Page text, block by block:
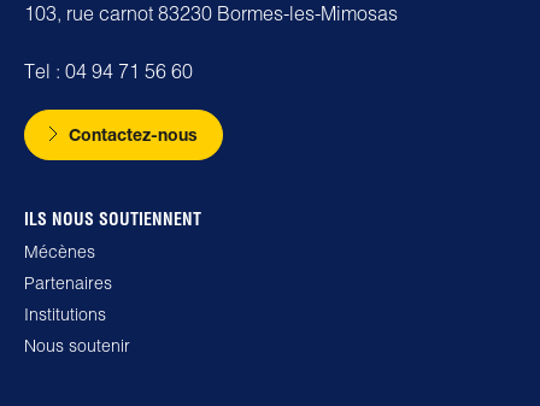
103, rue carnot 83230 Bormes-les-Mimosas
Tel : 04 94 71 56 60
Contactez-nous
ILS NOUS SOUTIENNENT
Mécènes
Partenaires
Institutions
Nous soutenir